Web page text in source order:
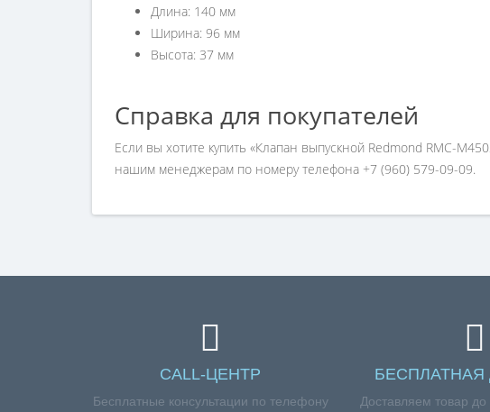
Длина: 140 мм
Ширина: 96 мм
Высота: 37 мм
Справка для покупателей
Если вы хотите купить «Клапан выпускной Redmond RMC-
нашим менеджерам по номеру телефона +7 (960) 579-09-09.
CALL-ЦЕНТР
Бесплатные консультации по телефону
БЕСПЛАТНАЯ
Доставляем товар